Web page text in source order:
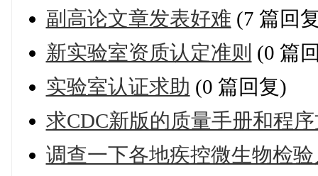
副高论文章发表好难 (7 篇回
新实验室资质认定准则 (0 篇
实验室认证求助 (0 篇回复)
求CDC新版的质量手册和程
调查一下各地疾控微生物检